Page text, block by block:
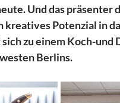
Und das
kreatives Potenzial in
sich zu einem Koch-
Berlins.